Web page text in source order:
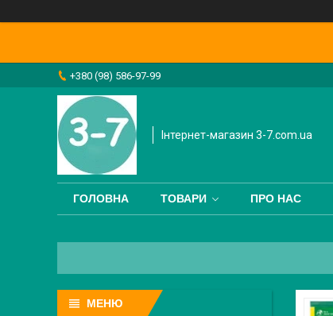
+380 (98) 586-97-99
Інтернет-магазин 3-7.com.ua
ГОЛОВНА ТОВАРИ ПРО НАС